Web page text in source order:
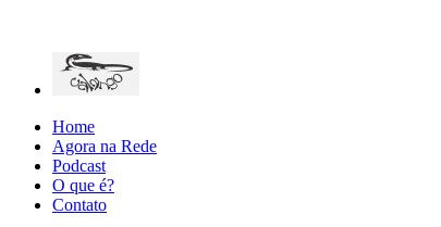
Home
Agora na Rede
Podcast
O que é?
Contato